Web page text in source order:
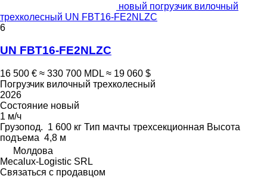
новый погрузчик вилочный
трехколесный UN FBT16-FE2NLZC
6
UN FBT16-FE2NLZC
16 500 € ≈ 330 700 MDL ≈ 19 060 $
Погрузчик вилочный трехколесный
2026
Состояние новый
1 м/ч
Грузопод. 1 600 кг Тип мачты трехсекционная Высота
подъема 4,8 м
Молдова
Mecalux-Logistic SRL
Связаться с продавцом